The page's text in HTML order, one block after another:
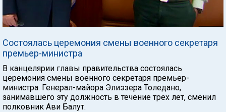
Состоялась церемония смены военного секретаря
премьер-министра
В канцелярии главы правительства состоялась
церемония смены военного секретаря премьер-
министра. Генерал-майора Элиэзера Толедано,
занимавшего эту должность в течение трех лет, сменил
полковник Ави Балут.